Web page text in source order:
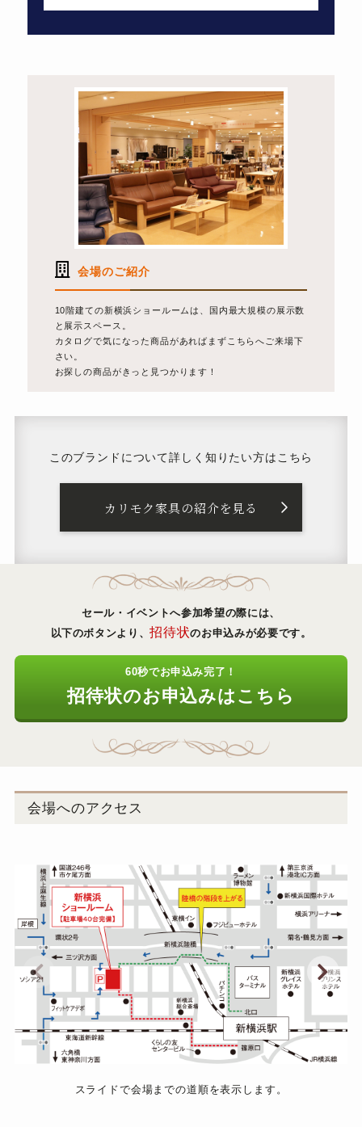
会場のご紹介
10階建ての新横浜ショールームは、国内最大規模の展示数
と展示スペース。
カタログで気になった商品があればまずこちらへご来場下
さい。
お探しの商品がきっと見つかります！
このブランドについて詳しく知りたい方はこちら
カリモク家具の紹介を見る
セール・イベントへ参加希望の際には、
以下のボタンより、招待状のお申込みが必要です。
60秒でお申込み完了！
招待状のお申込みはこちら
会場へのアクセス
スライドで会場までの道順を表示します。